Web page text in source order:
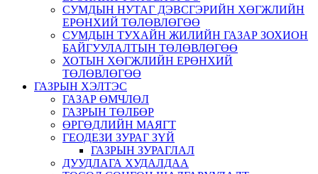
СУМДЫН НУТАГ ДЭВСГЭРИЙН ХӨГЖЛИЙН
ЕРӨНХИЙ ТӨЛӨВЛӨГӨӨ
СУМДЫН ТУХАЙН ЖИЛИЙН ГАЗАР ЗОХИОН
БАЙГУУЛАЛТЫН ТӨЛӨВЛӨГӨӨ
ХОТЫН ХӨГЖЛИЙН ЕРӨНХИЙ
ТӨЛӨВЛӨГӨӨ
ГАЗРЫН ХЭЛТЭС
ГАЗАР ӨМЧЛӨЛ
ГАЗРЫН ТӨЛБӨР
ӨРГӨДЛИЙН МАЯГТ
ГЕОДЕЗИ ЗУРАГ ЗҮЙ
ГАЗРЫН ЗУРАГЛАЛ
ДУУДЛАГА ХУДАЛДАА